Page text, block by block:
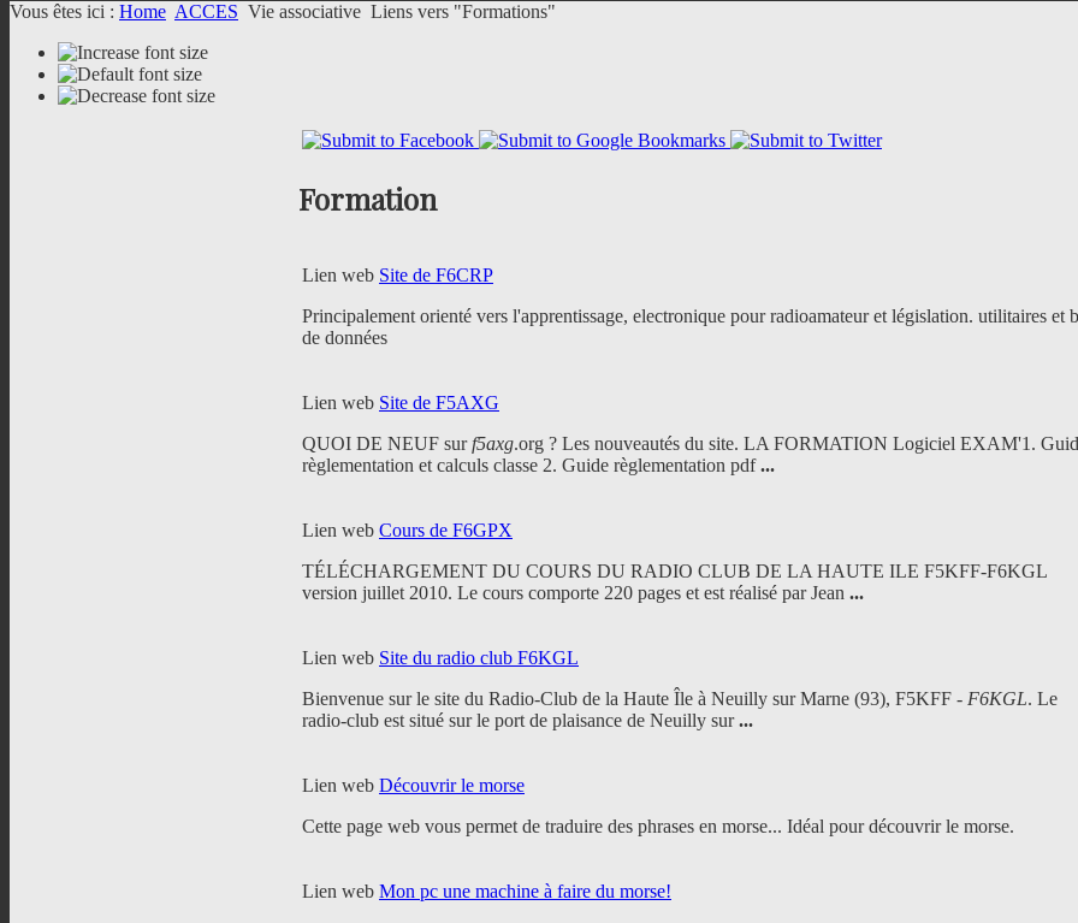
Vous êtes ici : Home ACCES Vie associative Liens vers "Formations"
Formation
Lien web Site de F6CRP
Principalement orienté vers l'apprentissage, electronique pour radioamateur et législation. utilitaires et
de données
Lien web Site de F5AXG
QUOI DE NEUF sur f5axg.org ? Les nouveautés du site. LA FORMATION Logiciel EXAM'1.
règlementation et calculs classe 2. Guide règlementation pdf...
Lien web Cours de F6GPX
TÉLÉCHARGEMENT DU COURS DU RADIO CLUB DE LA HAUTE ILE F5KFF-F6KGL
version juillet 2010. Le cours comporte 220 pages et est réalisé par Jean ...
Lien web Site du radio club F6KGL
Bienvenue sur le site du Radio-Club de la Haute Île à Neuilly sur Marne (93), F5KFF - F6KGL. Le
radio-club est situé sur le port de plaisance de Neuilly sur...
Lien web Découvrir le morse
Cette page web vous permet de traduire des phrases en morse... Idéal pour découvrir le morse.
Lien web Mon pc une machine à faire du morse!